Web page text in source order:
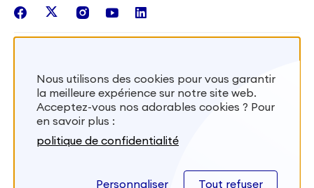
Intégrer nos équipes
facebook
twitterinstagram
youtubelinkedin
S'inscrire
Besoin d’aide? Visitez notre foire aux
Nous utilisons des cookies pour vous garantir
la meilleure expérience sur notre site web.
Acceptez-vous nos adorables cookies ? Pour
en savoir plus :
politique de confidentialité
Personnaliser Tout refuser